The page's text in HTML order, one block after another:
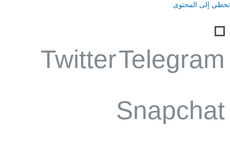
تخطي إلى المحتوى
Telegram
Twitter
Snapchat